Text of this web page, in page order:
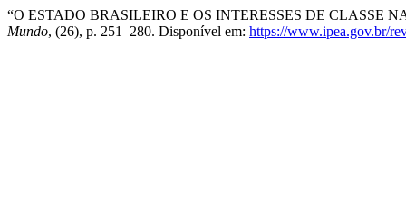
“O ESTADO BRASILEIRO E OS INTERESSES DE CLASSE
Mundo, (26), p. 251–280. Disponível em: https://www.ipea.gov.br/